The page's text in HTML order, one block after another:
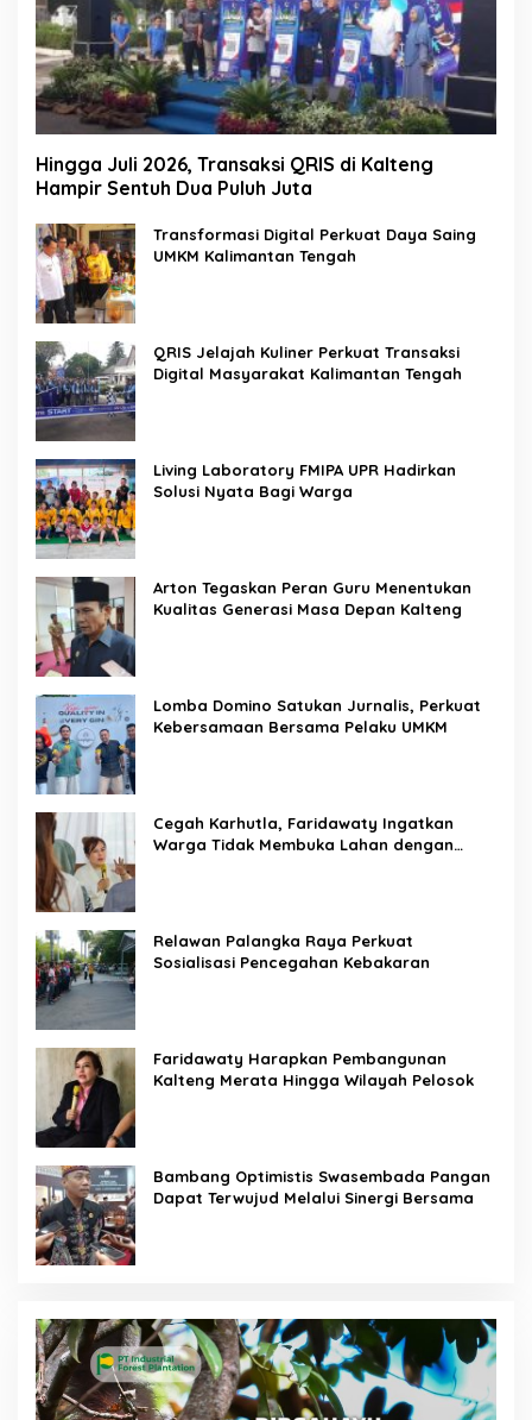
Hingga Juli 2026, Transaksi QRIS di Kalteng
Hampir Sentuh Dua Puluh Juta
Transformasi Digital Perkuat Daya Saing
UMKM Kalimantan Tengah
QRIS Jelajah Kuliner Perkuat Transaksi
Digital Masyarakat Kalimantan Tengah
Living Laboratory FMIPA UPR Hadirkan
Solusi Nyata Bagi Warga
Arton Tegaskan Peran Guru Menentukan
Kualitas Generasi Masa Depan Kalteng
Lomba Domino Satukan Jurnalis, Perkuat
Kebersamaan Bersama Pelaku UMKM
Cegah Karhutla, Faridawaty Ingatkan
Warga Tidak Membuka Lahan dengan
Relawan Palangka Raya Perkuat
Sosialisasi Pencegahan Kebakaran
Faridawaty Harapkan Pembangunan
Kalteng Merata Hingga Wilayah Pelosok
Bambang Optimistis Swasembada Pangan
Dapat Terwujud Melalui Sinergi Bersama